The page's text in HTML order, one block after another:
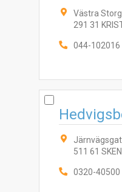
Västra
291 31
044-102016
511 61
0320-40500